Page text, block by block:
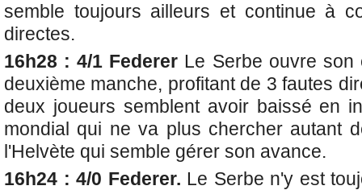
semble toujours ailleurs et continue à
directes.
16h28 : 4/1 Federer Le Serbe ouvre son
deuxième manche, profitant de 3 fautes
deux joueurs semblent avoir baissé en
mondial qui ne va plus chercher autant
l'Helvète qui semble gérer son avance.
16h24 : 4/0 Federer. Le Serbe n'y est